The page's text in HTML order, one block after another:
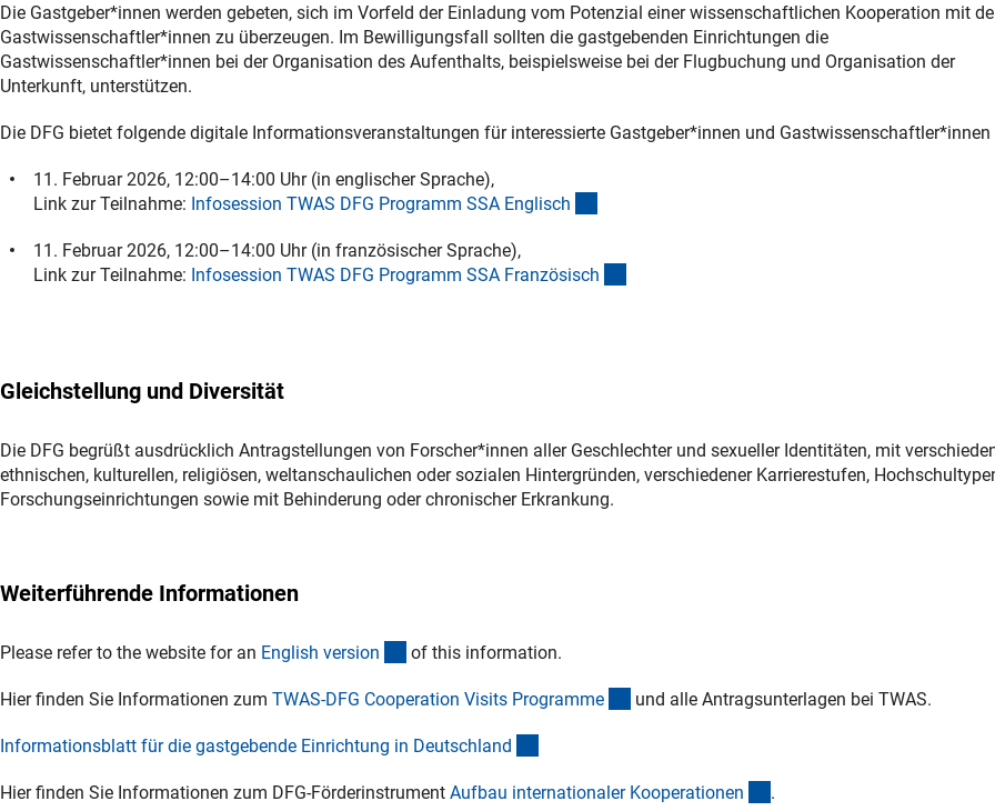
Die Gastgeber*innen werden gebeten, sich im Vorfeld der Einladung vom Potenzial einer wissenschaftlichen Kooperation mit
Gastwissenschaftler*innen zu überzeugen. Im Bewilligungsfall sollten die gastgebenden Einrichtungen die
Gastwissenschaftler*innen bei der Organisation des Aufenthalts, beispielsweise bei der Flugbuchung und Organisation der
Unterkunft, unterstützen.
Die DFG bietet folgende digitale Informationsveranstaltungen für interessierte Gastgeber*innen und Gastwissenschaftler*innen
11. Februar 2026, 12:00–14:00 Uhr (in englischer Sprache),
Link zur Teilnahme: Infosession TWAS DFG Programm SSA Englisch
11. Februar 2026, 12:00–14:00 Uhr (in französischer Sprache),
Link zur Teilnahme: Infosession TWAS DFG Programm SSA Französisch
Gleichstellung und Diversität
Die DFG begrüßt ausdrücklich Antragstellungen von Forscher*innen aller Geschlechter und sexueller Identitäten, mit
ethnischen, kulturellen, religiösen, weltanschaulichen oder sozialen Hintergründen, verschiedener Karrierestufen,
Forschungseinrichtungen sowie mit Behinderung oder chronischer Erkrankung.
Weiterführende Informationen
Please refer to the website for an English version (interner Link)
of this information.
Hier finden Sie Informationen zum TWAS-DFG Cooperation Visits Programme (externer Link)
und alle Antragsunterlagen bei TWAS.
Informationsblatt für die gastgebende Einrichtung in Deutschland
Hier finden Sie Informationen zum DFG-Förderinstrument Aufbau internationaler Kooperationen .